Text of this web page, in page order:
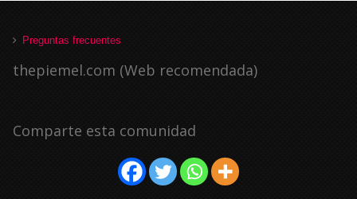
Preguntas frecuentes
thepiemel.com (Web recomendada)
Comparte esta comunidad